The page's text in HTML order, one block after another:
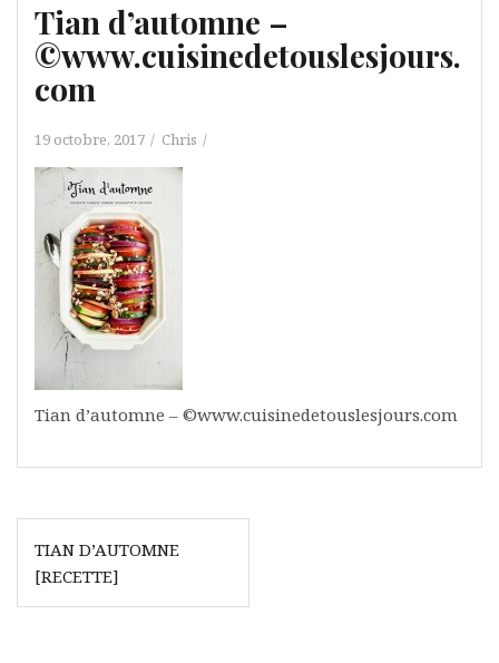
Tian d’automne –
©www.cuisinedetouslesjours.
com
19 octobre, 2017 Chris
Tian d’automne – ©www.cuisinedetouslesjours.com
Navigation
de
l’article
TIAN D’AUTOMNE
[RECETTE]